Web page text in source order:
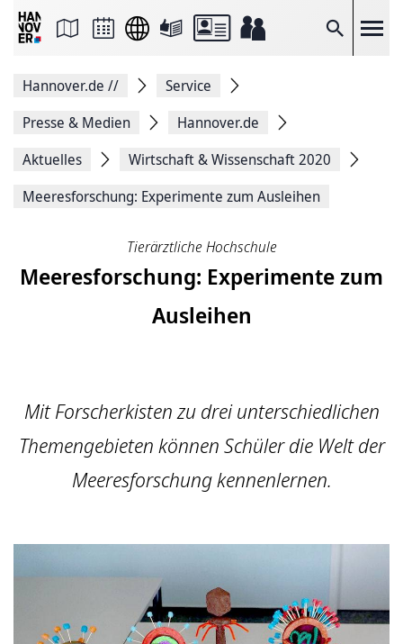
Suche
Seite
Facebook
teilen
Seitenlink
Seite
Hannover.de //
Service
Presse & Medien
Hannover.de
Aktuelles
Wirtschaft & Wissenschaft 2020
Meeresforschung: Ex­pe­ri­men­te zum Ausleihen
Tierärztliche Hochschule
Meeresforschung: Ex­pe­ri­men­te zum
Ausleihen
Mit Forscherkisten zu drei unterschiedlichen
Themengebieten können Schüler die Welt der
Meeresforschung kennenlernen.